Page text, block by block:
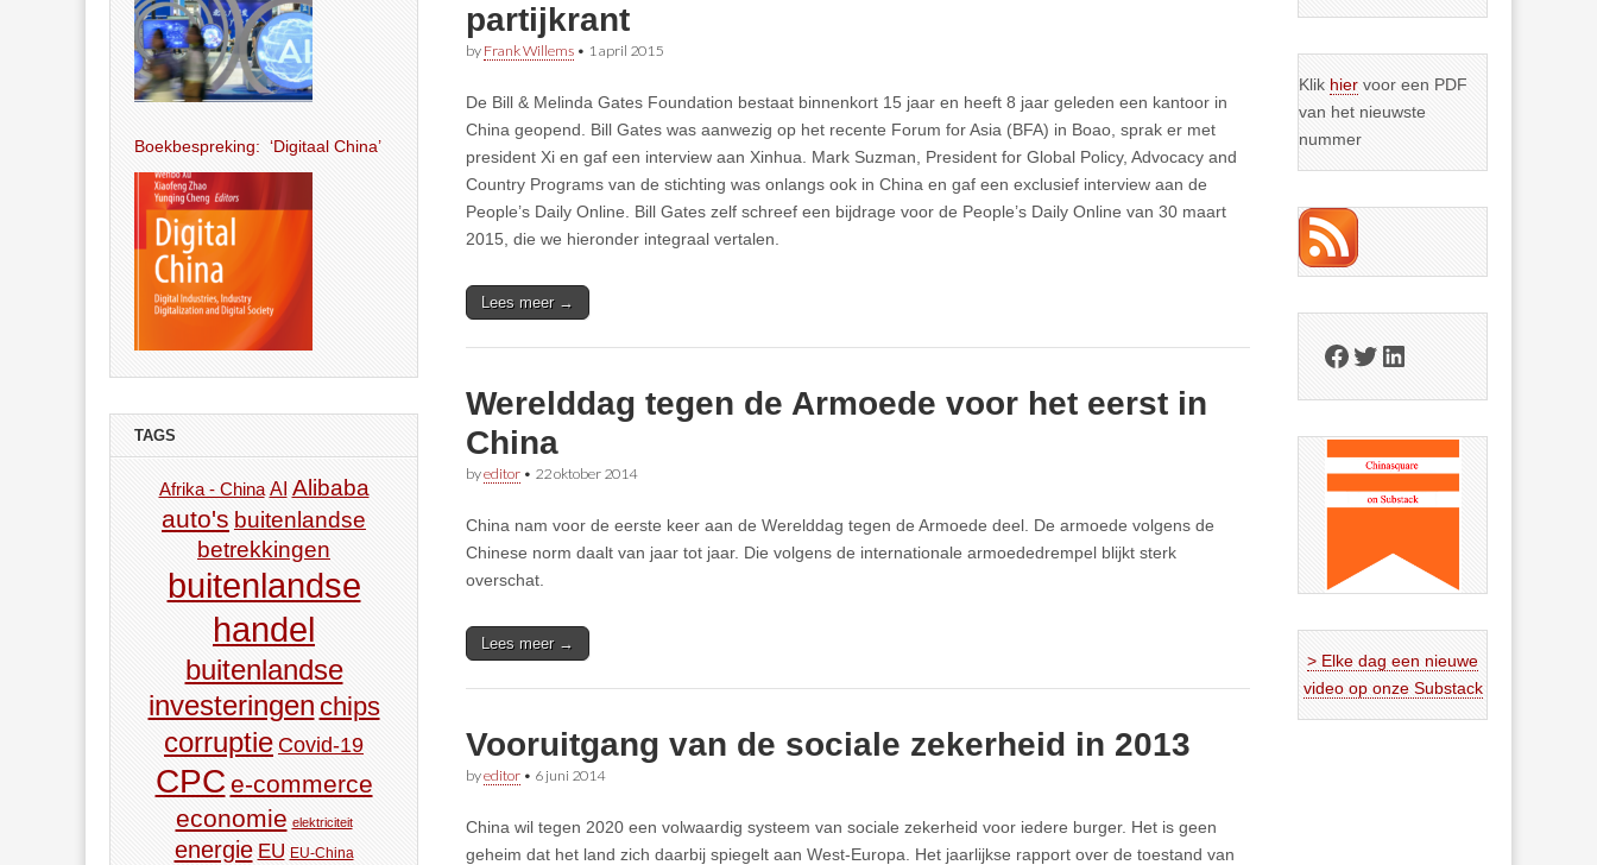
partijkrant
by Frank Willems • 1 april 2015
De Bill & Melinda Gates Foundation bestaat binnenkort 15 jaar en heeft 8 jaar geleden een kantoor in
China geopend. Bill Gates was aanwezig op het recente Forum for Asia (BFA) in Boao, sprak er met
president Xi en gaf een interview aan Xinhua. Mark Suzman, President for Global Policy, Advocacy and
Country Programs van de stichting was onlangs ook in China en gaf een exclusief interview aan de
People’s Daily Online. Bill Gates zelf schreef een bijdrage voor de People’s Daily Online van 30 maart
2015, die we hieronder integraal vertalen.
Lees meer →
Werelddag tegen de Armoede voor het eerst in
China
byeditor • 22 oktober 2014
China nam voor de eerste keer aan de Werelddag tegen de Armoede deel. De armoede volgens de
Chinese norm daalt van jaar tot jaar. Die volgens de internationale armoededrempel blijkt sterk
overschat.
Lees meer →
Vooruitgang van de sociale zekerheid in 2013
byeditor • 6 juni 2014
China wil tegen 2020 een volwaardig systeem van sociale zekerheid voor iedere burger. Het is geen
geheim dat het land zich daarbij spiegelt aan West-Europa. Het jaarlijkse rapport over de toestand van
Boekbespreking: ‘Digitaal China’
TAGS
Afrika - China AI Alibaba
auto's buitenlandse
betrekkingen
buitenlandse
handel
buitenlandse
investeringen chips
corruptie Covid-19
CPC e-commerce
economie elektriciteit
energie EU EU-China
Klik hier voor een PDF
van het nieuwste
nummer
Facebook
Twitter
LinkedIn
> Elke dag een nieuwe
video op onze Substack